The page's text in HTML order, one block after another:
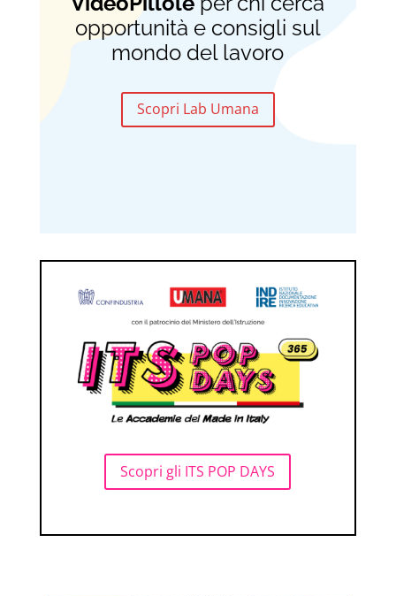
opportunità e consigli sul
mondo del lavoro
Scopri Lab Umana
Scopri gli ITS POP DAYS